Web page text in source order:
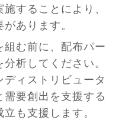
することにより、
あります。
む前に、配布パー
析してください。
ィストリビュータ
要創出を支援する
も支援します。